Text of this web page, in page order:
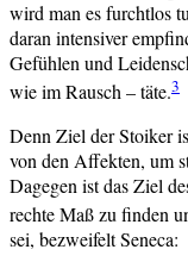
wird man es furchtlos
daran intensiver
Gefühlen und
wie im Rausch – täte.3
Denn Ziel der Stoiker
von den Affekten, um
Dagegen ist das Ziel
rechte Maß zu finden
sei, bezweifelt Seneca: